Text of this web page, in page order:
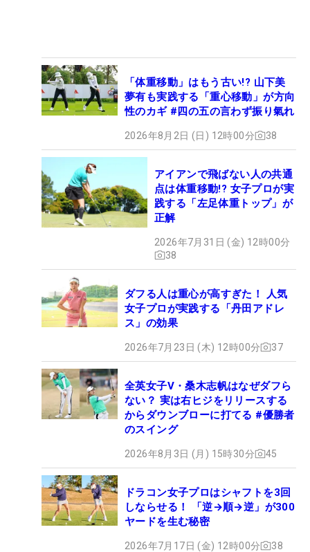
「体重移動」はもう古い!? 山下美
夢有も実践する「重心移動」が方向
性のカギ #四の五の言わず振り氣れ
2026年8月2日 (日) 12時00分 38
アイアンで飛ばない人の共通
点は体重移動!? 女子プロが実
践する「左足体重トップ」が
正解
2026年7月31日 (金) 12時00分
38
ダフる人は重心が高すぎた！ 人気
女子プロが実践する「丹田アドレ
ス」の効果
2026年7月23日 (木) 12時00分 37
全英女子V・桑木志帆はなぜダフら
ない？ 実は右ヒジをリリースする
からダウンブローに打てる #優勝者
のスイング
2026年8月3日 (月) 15時30分 45
ドラコン女子プロはシャフトを3回
しならせる！ 「逆→順→逆」が300
ヤードを生む秘密
2026年7月17日 (金) 12時00分 38